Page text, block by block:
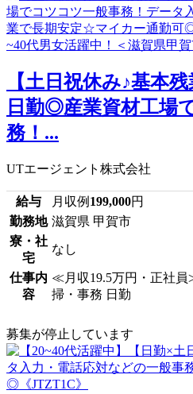
【土日祝休み♪基本
日勤◎産業資材工場
務！...
UTエージェント株式会社
給与 月収例 199,000円
勤務地 滋賀県 甲賀市
寮・社
宅
なし
仕事内
容
≪月収19.5万円・正社
掃・事務 日勤
募集が停止しています